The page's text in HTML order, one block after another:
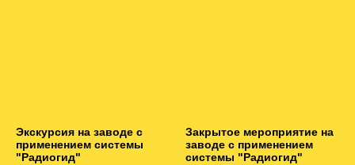
Экскурсия на заводе с
применением системы
"Радиогид"
Закрытое мероприятие на
заводе с применением
системы "Радиогид"